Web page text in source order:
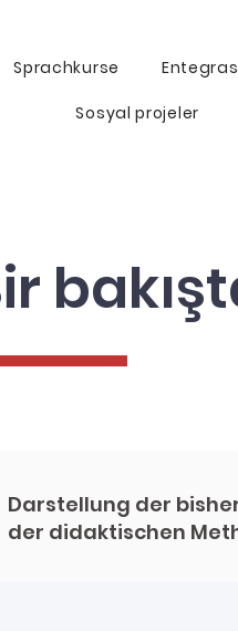
Sprachkurse
Sosyal projeler
Darstellung der
der didaktischen